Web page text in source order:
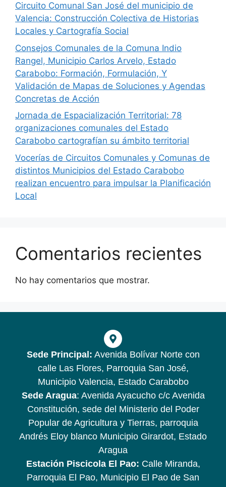
Circuito Comunal San José del municipio de
Valencia: Construcción Colectiva de Historias
Locales y Cartografía Social
Consejos Comunales de la Comuna Indio
Rangel, Municipio Carlos Arvelo, Estado
Carabobo: Formación, Formulación, Y
Validación de Mapas de Soluciones y Agendas
Concretas de Acción
Jornada de Espacialización Territorial: 78
organizaciones comunales del Estado
Carabobo cartografían su ámbito territorial
Vocerías de Circuitos Comunales y Comunas de
distintos Municipios del Estado Carabobo
realizan encuentro para impulsar la Planificación
Local
Comentarios recientes
No hay comentarios que mostrar.
Sede Principal: Avenida Bolívar Norte con
calle Las Flores, Parroquia San José,
Municipio Valencia, Estado Carabobo
Sede Aragua: Avenida Ayacucho c/c Avenida
Constitución, sede del Ministerio del Poder
Popular de Agricultura y Tierras, parroquia
Andrés Eloy blanco Municipio Girardot, Estado
Aragua
Estación Piscicola El Pao: Calle Miranda,
Parroquia El Pao, Municipio El Pao de San